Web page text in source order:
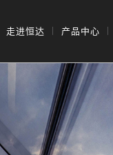
走进恒达 产品中心